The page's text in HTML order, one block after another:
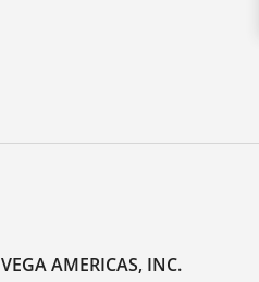
VEGA AMERICAS, INC.